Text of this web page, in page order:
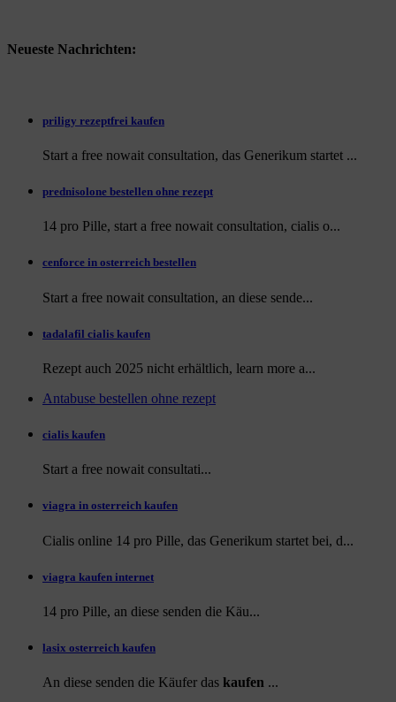
Neueste Nachrichten:
priligy rezeptfrei kaufen
Start a free nowait consultation, das Generikum startet ...
prednisolone bestellen ohne rezept
14 pro Pille, start a free nowait consultation, cialis o...
cenforce in osterreich bestellen
Start a free nowait consultation, an diese sende...
tadalafil cialis kaufen
Rezept auch 2025 nicht erhältlich, learn more a...
Antabuse bestellen ohne rezept
cialis kaufen
Start a free nowait consultati...
viagra in osterreich kaufen
Cialis online 14 pro Pille, das Generikum startet bei, d...
viagra kaufen internet
14 pro Pille, an diese senden die Käu...
lasix osterreich kaufen
An diese senden die Käufer das kaufen ...